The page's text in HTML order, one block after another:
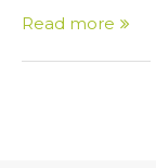
Read more